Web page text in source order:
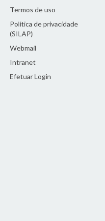
Termos de uso
Política de privacidade
(SILAP)
Webmail
Intranet
Efetuar Login